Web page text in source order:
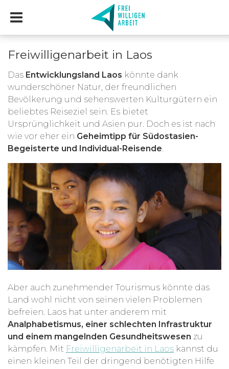
Freiwilligenarbeit in Laos
Das Entwicklungsland Laos könnte dank
wunderschöner Natur, der freundlichen
Bevölkerung und sehenswerten Kulturgütern ein
beliebtes Reiseziel sein. Es bietet
Ursprünglichkeit und Asien pur. Doch es ist nach
wie vor eher ein Geheimtipp für Südostasien-
Begeisterte und Individual-Reisende.
Aber auch zunehmender Tourismus könnte das
Land wohl nicht von seinen vielen Problemen
befreien. Laos hat unter anderem mit
Analphabetismus, einer schlechten Infrastruktur
und einem mangelnden Gesundheitswesen zu
kämpfen. Mit Freiwilligenarbeit in Laos kannst du
einen kleinen Teil der dringend benötigten Hilfe